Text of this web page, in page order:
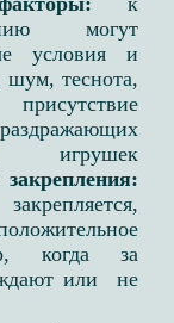
могут
условия и
теснота,
игрушек
когда за
или не